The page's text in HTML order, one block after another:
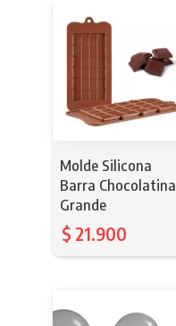
Molde Silicona
Barra Chocolatina
Grande
$ 21.900